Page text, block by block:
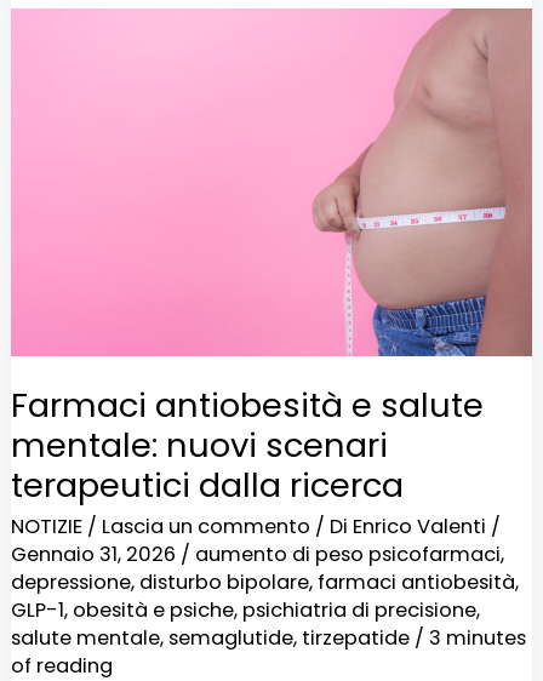
Farmaci antiobesità e salute
mentale: nuovi scenari
terapeutici dalla ricerca
NOTIZIE/ Lascia un commento / Di Enrico Valenti /
Gennaio 31, 2026 / aumento di peso psicofarmaci,
depressione, disturbo bipolare, farmaci antiobesità,
GLP-1, obesità e psiche, psichiatria di precisione,
salute mentale, semaglutide, tirzepatide/ 3 minutes
of reading